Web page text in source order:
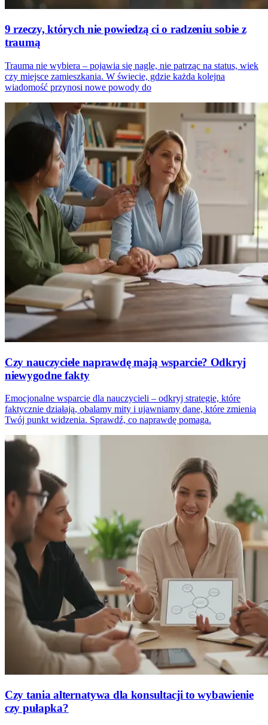
9 rzeczy, których nie powiedzą ci o radzeniu sobie z
traumą
Trauma nie wybiera – pojawia się nagle, nie patrząc na status, wiek
czy miejsce zamieszkania. W świecie, gdzie każda kolejna
wiadomość przynosi nowe powody do
Czy nauczyciele naprawdę mają wsparcie? Odkryj
niewygodne fakty
Emocjonalne wsparcie dla nauczycieli – odkryj strategie, które
faktycznie działają, obalamy mity i ujawniamy dane, które zmienią
Twój punkt widzenia. Sprawdź, co naprawdę pomaga.
Czy tania alternatywa dla konsultacji to wybawienie
czy pułapka?